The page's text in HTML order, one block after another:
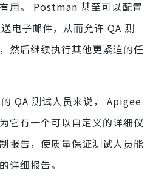
用。 Postman 甚至可以配置
电子邮件，从而允许 QA 测
然后继续执行其他更紧迫的任
QA 测试人员来说， Apigee
它有一个可以自定义的详细仪
报告，使质量保证测试人员能
详细报告。